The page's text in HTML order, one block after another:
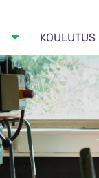
KOULUTUS